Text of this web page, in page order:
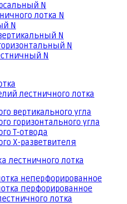
N
лотка N
N
N
N
N
лестничного лотка
вертикального угла
горизонтального угла
Т-отвода
Х-разветвителя
лестничного лотка
неперфорированное
перфорированное
лотка